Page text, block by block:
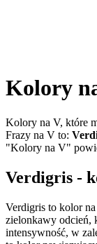
Kolory
Kolory na V, które
Frazy na V to:
"Kolory na V"
Verdigris -
Verdigris to kolor
zielonkawy odcień,
intensywność, w